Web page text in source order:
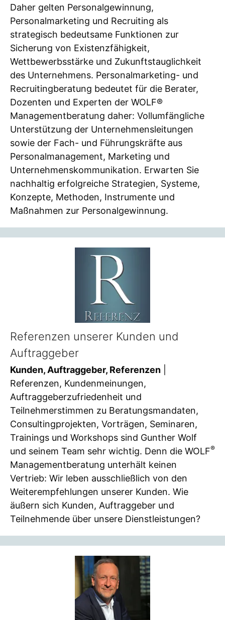
Daher gelten Personalgewinnung,
Personalmarketing und Recruiting als
strategisch bedeutsame Funktionen zur
Sicherung von Existenzfähigkeit,
Wettbewerbsstärke und Zukunftstauglichkeit
des Unternehmens. Personalmarketing- und
Recruitingberatung bedeutet für die Berater,
Dozenten und Experten der WOLF®
Managementberatung daher: Vollumfängliche
Unterstützung der Unternehmensleitungen
sowie der Fach- und Führungskräfte aus
Personalmanagement, Marketing und
Unternehmenskommunikation. Erwarten Sie
nachhaltig erfolgreiche Strategien, Systeme,
Konzepte, Methoden, Instrumente und
Maßnahmen zur Personalgewinnung.
Referenzen unserer Kunden und
Auftraggeber
Kunden, Auftraggeber, Referenzen
Referenzen, Kundenmeinungen,
Auftraggeberzufriedenheit und
Teilnehmerstimmen zu Beratungsmandaten,
Consultingprojekten, Vorträgen, Seminaren,
Trainings und Workshops sind Gunther Wolf
und seinem Team sehr wichtig. Denn die WOLF®
Managementberatung unterhält keinen
Vertrieb: Wir leben ausschließlich von den
Weiterempfehlungen unserer Kunden. Wie
äußern sich Kunden, Auftraggeber und
Teilnehmende über unsere Dienstleistungen?